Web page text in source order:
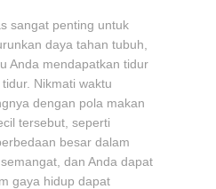
sangat penting untuk
daya tahan tubuh,
Anda mendapatkan tidur
Nikmati waktu
dengan pola makan
tersebut, seperti
besar dalam
dan Anda dapat
gaya hidup dapat